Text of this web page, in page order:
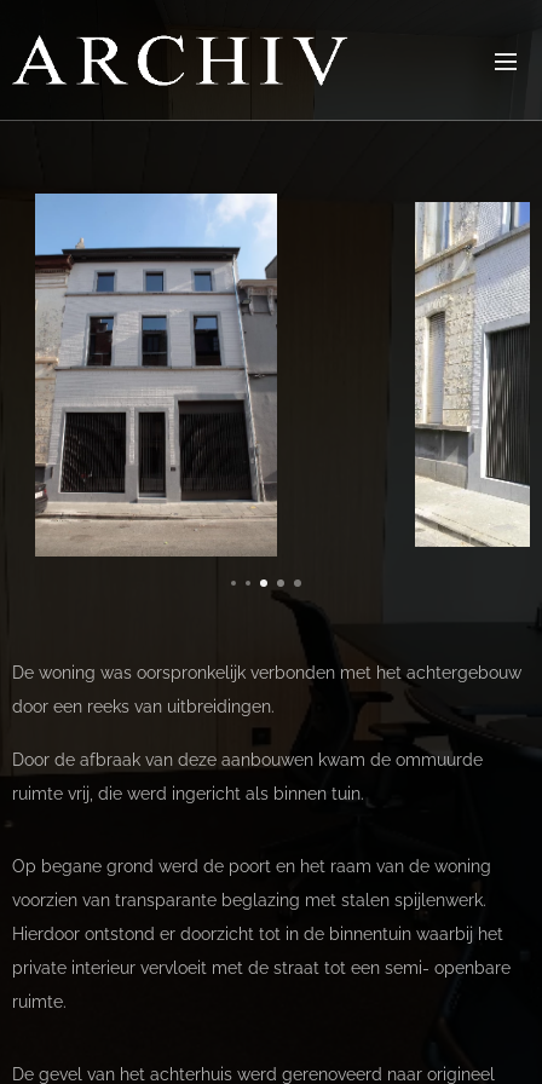
De woning was oorspronkelijk verbonden met het achtergebouw
door een reeks van uitbreidingen.
Door de afbraak van deze aanbouwen kwam de ommuurde
ruimte vrij, die werd ingericht als binnen tuin.
Op begane grond werd de poort en het raam van de woning
voorzien van transparante beglazing met stalen spijlenwerk.
Hierdoor ontstond er doorzicht tot in de binnentuin waarbij het
private interieur vervloeit met de straat tot een semi- openbare
ruimte.
De gevel van het achterhuis werd gerenoveerd naar origineel